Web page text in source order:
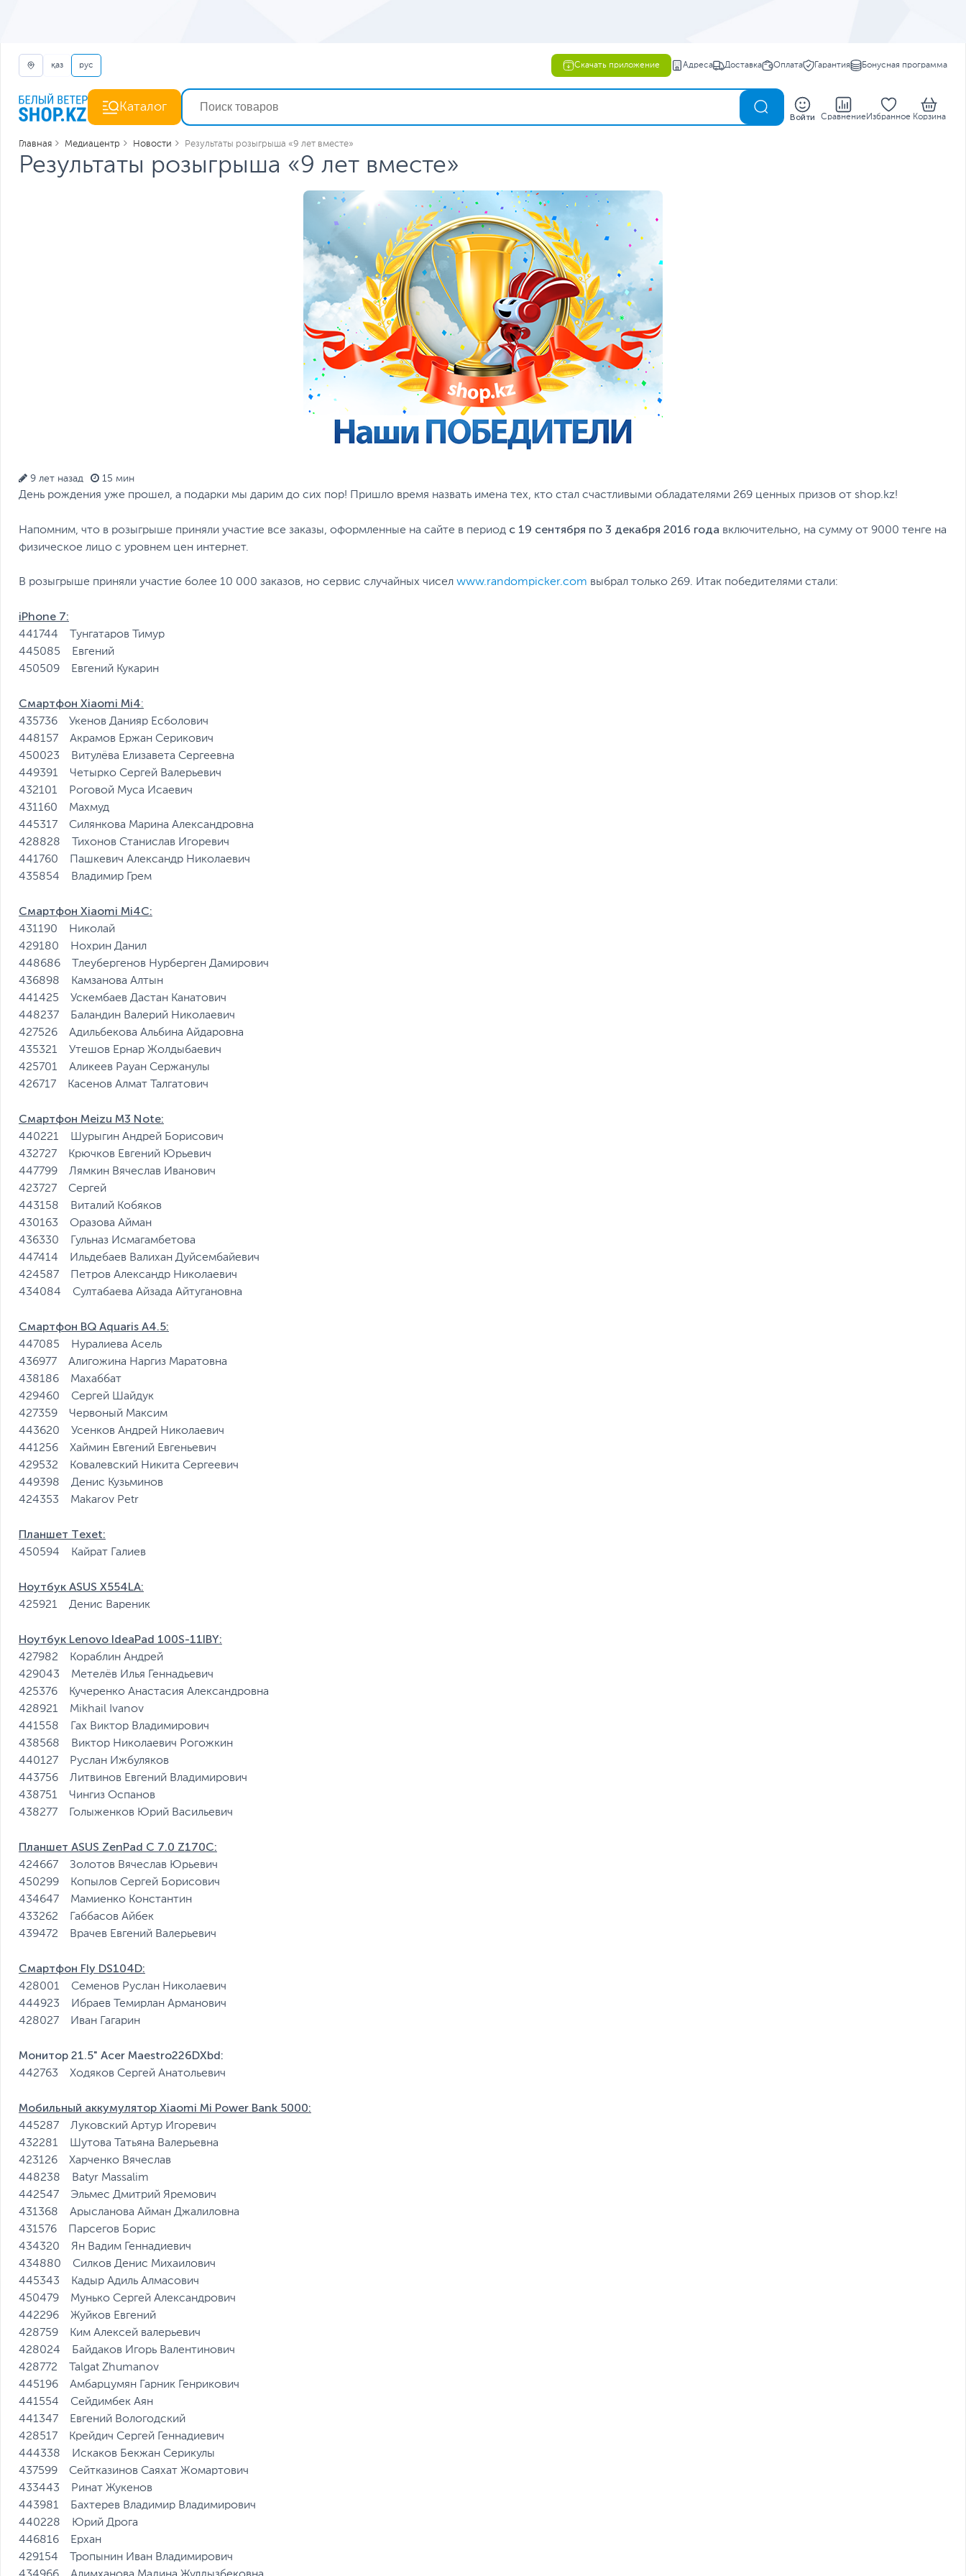
қаз рус Скачать приложение Адреса Доставка Оплата Гарантия Бонусная программа
Каталог
Войти Сравнение Избранное Корзина
Главная Медиацентр Новости Результаты розыгрыша «9 лет вместе»
Результаты розыгрыша «9 лет вместе»
9 лет назад 15 мин
День рождения уже прошел, а подарки мы дарим до сих пор! Пришло время назвать имена тех, кто стал счастливыми обладателями 269 ценных призов от shop.kz!
Напомним, что в розыгрыше приняли участие все заказы, оформленные на сайте в период с 19 сентября по 3 декабря 2016 года включительно, на сумму от 9000 тенге на
физическое лицо с уровнем цен интернет.
В розыгрыше приняли участие более 10 000 заказов, но сервис случайных чисел www.randompicker.com выбрал только 269. Итак победителями стали:
iPhone 7:
441744 Тунгатаров Тимур
445085 Евгений
450509 Евгений Кукарин
Смартфон Xiaomi Mi4:
435736 Укенов Данияр Есболович
448157 Акрамов Ержан Серикович
450023 Витулёва Елизавета Сергеевна
449391 Четырко Сергей Валерьевич
432101 Роговой Муса Исаевич
431160 Махмуд
445317 Силянкова Марина Александровна
428828 Тихонов Станислав Игоревич
441760 Пашкевич Александр Николаевич
435854 Владимир Грем
Смартфон Xiaomi Mi4С:
431190 Николай
429180 Нохрин Данил
448686 Тлеубергенов Нурберген Дамирович
436898 Камзанова Алтын
441425 Ускембаев Дастан Канатович
448237 Баландин Валерий Николаевич
427526 Адильбекова Альбина Айдаровна
435321 Утешов Ернар Жолдыбаевич
425701 Аликеев Рауан Сержанулы
426717 Касенов Алмат Талгатович
Смартфон Meizu M3 Note:
440221 Шурыгин Андрей Борисович
432727 Крючков Евгений Юрьевич
447799 Лямкин Вячеслав Иванович
423727 Сергей
443158 Виталий Кобяков
430163 Оразова Айман
436330 Гульназ Исмагамбетова
447414 Ильдебаев Валихан Дуйсембайевич
424587 Петров Александр Николаевич
434084 Султабаева Айзада Айтугановна
Смартфон BQ Aquaris A4.5:
447085 Нуралиева Асель
436977 Алигожина Наргиз Маратовна
438186 Махаббат
429460 Сергей Шайдук
427359 Червоный Максим
443620 Усенков Андрей Николаевич
441256 Хаймин Евгений Евгеньевич
429532 Ковалевский Никита Сергеевич
449398 Денис Кузьминов
424353 Makarov Petr
Планшет Texet:
450594 Кайрат Галиев
Ноутбук ASUS X554LA:
425921 Денис Вареник
Ноутбук Lenovo IdeaPad 100S-11IBY:
427982 Кораблин Андрей
429043 Метелёв Илья Геннадьевич
425376 Кучеренко Анастасия Александровна
428921 Mikhail Ivanov
441558 Гах Виктор Владимирович
438568 Виктор Николаевич Рогожкин
440127 Руслан Ижбуляков
443756 Литвинов Евгений Владимирович
438751 Чингиз Оспанов
438277 Голыженков Юрий Васильевич
Планшет ASUS ZenPad C 7.0 Z170C:
424667 Золотов Вячеслав Юрьевич
450299 Копылов Сергей Борисович
434647 Мамиенко Константин
433262 Габбасов Айбек
439472 Врачев Евгений Валерьевич
Смартфон Fly DS104D:
428001 Семенов Руслан Николаевич
444923 Ибраев Темирлан Арманович
428027 Иван Гагарин
Монитор 21.5" Acer Maestro226DXbd:
442763 Ходяков Сергей Анатольевич
Мобильный аккумулятор Xiaomi Mi Power Bank 5000:
445287 Луковский Артур Игоревич
432281 Шутова Татьяна Валерьевна
423126 Харченко Вячеслав
448238 Batyr Massalim
442547 Эльмес Дмитрий Яремович
431368 Арысланова Айман Джалиловна
431576 Парсегов Борис
434320 Ян Вадим Геннадиевич
434880 Силков Денис Михаилович
445343 Кадыр Адиль Алмасович
450479 Мунько Сергей Александрович
442296 Жуйков Евгений
428759 Ким Алексей валерьевич
428024 Байдаков Игорь Валентинович
428772 Talgat Zhumanov
445196 Амбарцумян Гарник Генрикович
441554 Сейдимбек Аян
441347 Евгений Вологодский
428517 Крейдич Сергей Геннадиевич
444338 Искаков Бекжан Серикулы
437599 Сейтказинов Саяхат Жомартович
433443 Ринат Жукенов
443981 Бахтерев Владимир Владимирович
440228 Юрий Дрога
446816 Ерхан
429154 Тропынин Иван Владимирович